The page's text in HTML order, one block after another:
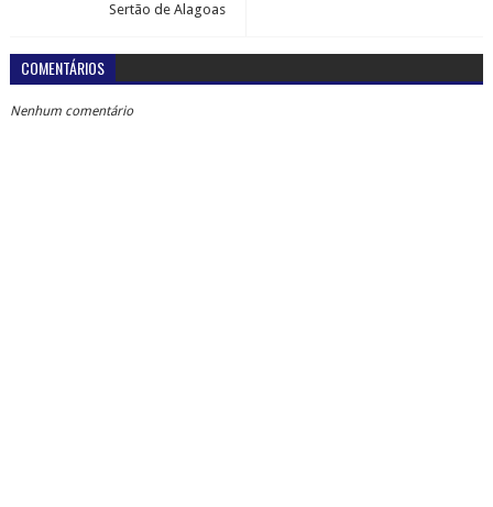
Sertão de Alagoas
COMENTÁRIOS
Nenhum comentário